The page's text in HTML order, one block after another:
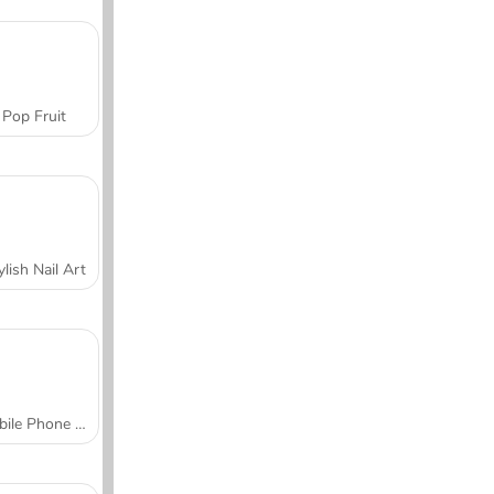
Pop Fruit
Nail Art
Mobile Phone Case Design & DIY